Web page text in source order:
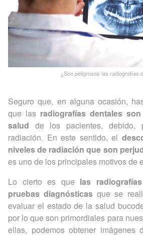
¿Son peligrosas las radiografías
Seguro que, en alguna ocasión,
que las radiografías dentales
salud de los pacientes, debido,
radiación. En este sentido, el
niveles de radiación que son
es uno de los principales motivos de
Lo cierto es que las
pruebas diagnósticas que se
evaluar el estado de la salud
por lo que son primordiales para
ellas, podemos obtener